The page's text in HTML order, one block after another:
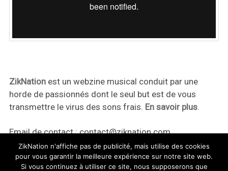
ZikNationest un webzine musical conduit par une
horde de passionnés dont le seul but est de vous
transmettre le virus des sons frais. En savoir plus.
Email de contact :contact@ziknation.com
ZikNation n'affiche pas de publicité, mais utilise des cookies
pour vous garantir la meilleure expérience sur notre site web.
Si vous continuez à utiliser ce site, nous supposerons que